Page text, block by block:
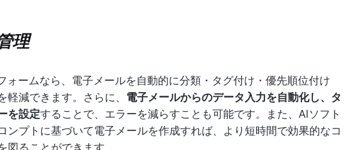
理
ォームなら、電子メールを自動的に分類・タグ付け・優先順位付け
軽減できます。さらに、 電子メールからのデータ入力を自動化し、タ
を設定することで、エラーを減らすことも可能です。また、AIソフト
ンプトに基づいて電子メールを作成すれば、より短時間で効果的なコ